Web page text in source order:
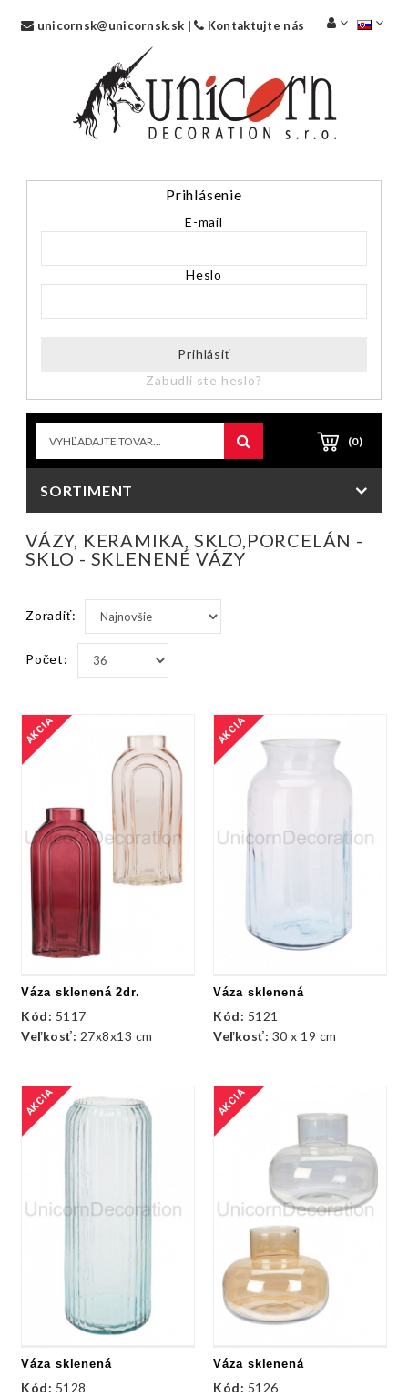
unicornsk@unicornsk.sk | Kontaktujte nás
Prihlásenie
E-mail
Heslo
Prihlásiť
Zabudli ste heslo?
(0)
SORTIMENT
VÁZY, KERAMIKA, SKLO,PORCELÁN -
SKLO - SKLENENÉ VÁZY
Zoradiť:
Počet:
AKCIA
Váza sklenená 2dr.
Kód: 5117
Veľkosť: 27x8x13 cm
AKCIA
Váza sklenená
Kód: 5121
Veľkosť: 30 x 19 cm
AKCIA
Váza sklenená
Kód: 5128
AKCIA
Váza sklenená
Kód: 5126